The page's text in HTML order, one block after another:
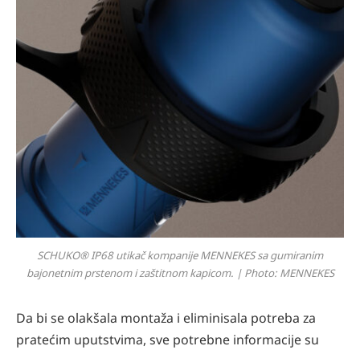
SCHUKO® IP68 utikač kompanije MENNEKES sa gumiranim
bajonetnim prstenom i zaštitnom kapicom. | Photo: MENNEKES
Da bi se olakšala montaža i eliminisala potreba za
pratećim uputstvima, sve potrebne informacije su